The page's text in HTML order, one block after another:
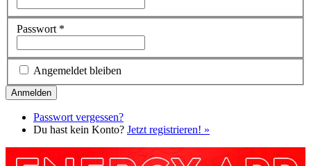
Passwort *
Angemeldet bleiben
Passwort vergessen?
Du hast kein Konto? Jetzt registrieren! »